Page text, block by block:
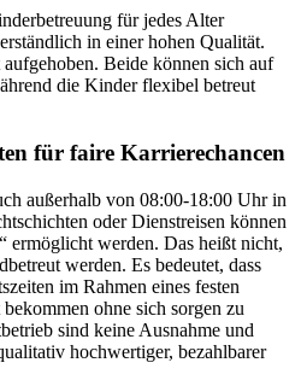
für jedes Alter
in einer hohen Qualität.
Beide können sich auf
die Kinder flexibel betreut
für faire Karrierechancen
außerhalb von 08:00-18:00 Uhr in
oder Dienstreisen können
ermöglicht werden. Das heißt nicht,
werden. Es bedeutet, dass
im Rahmen eines festen
ohne sich sorgen zu
sind keine Ausnahme und
hochwertiger, bezahlbarer